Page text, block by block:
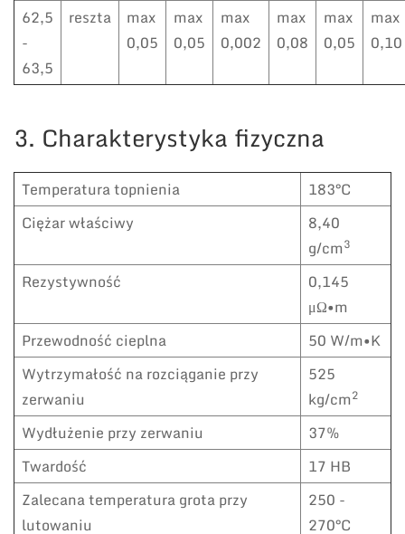
62,5
-
63,5
reszta
max
0,05
max
0,05
max
0,002
max
0,08
max
0,05
max
0,10
3. Charakterystyka fizyczna
Temperatura topnienia
183°C
Ciężar właściwy
8,40
g/cm3
Rezystywność
0,145
μΩ•m
Przewodność cieplna
50 W/m•K
Wytrzymałość na rozciąganie przy
zerwaniu
525
kg/cm2
Wydłużenie przy zerwaniu
37%
Twardość
17 HB
Zalecana temperatura grota przy
lutowaniu
250 -
270°C